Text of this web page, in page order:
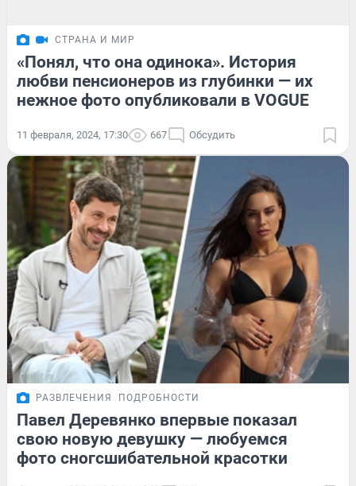
СТРАНА И МИР
«Понял, что она одинока». История
любви пенсионеров из глубинки — их
нежное фото опубликовали в VOGUE
11 февраля, 2024, 17:30 667 Обсудить
РАЗВЛЕЧЕНИЯ ПОДРОБНОСТИ
Павел Деревянко впервые показал
свою новую девушку — любуемся
фото сногсшибательной красотки